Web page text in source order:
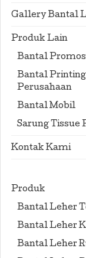
Gallery Bantal
Produk Lain
Bantal
Bantal
Perusahaan
Bantal Mobil
Sarung Tissue
Kontak Kami
Produk
Bantal Leher
Bantal Leher
Bantal Leher